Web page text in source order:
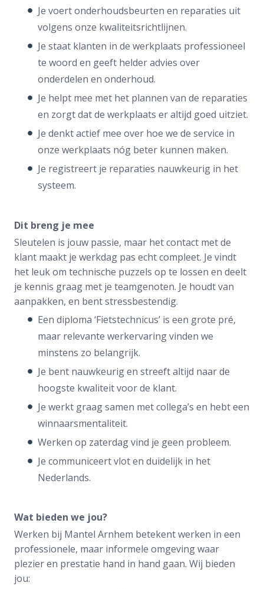
Je voert onderhoudsbeurten en reparaties uit
volgens onze kwaliteitsrichtlijnen.
Je staat klanten in de werkplaats professioneel
te woord en geeft helder advies over
onderdelen en onderhoud.
Je helpt mee met het plannen van de reparaties
en zorgt dat de werkplaats er altijd goed uitziet.
Je denkt actief mee over hoe we de service in
onze werkplaats nóg beter kunnen maken.
Je registreert je reparaties nauwkeurig in het
systeem.
Dit breng je mee
Sleutelen is jouw passie, maar het contact met de
klant maakt je werkdag pas echt compleet. Je vindt
het leuk om technische puzzels op te lossen en deelt
je kennis graag met je teamgenoten. Je houdt van
aanpakken, en bent stressbestendig.
Een diploma ‘Fietstechnicus’ is een grote pré,
maar relevante werkervaring vinden we
minstens zo belangrijk.
Je bent nauwkeurig en streeft altijd naar de
hoogste kwaliteit voor de klant.
Je werkt graag samen met collega’s en hebt een
winnaarsmentaliteit.
Werken op zaterdag vind je geen probleem.
Je communiceert vlot en duidelijk in het
Nederlands.
Wat bieden we jou?
Werken bij Mantel Arnhem betekent werken in een
professionele, maar informele omgeving waar
plezier en prestatie hand in hand gaan. Wij bieden
jou: